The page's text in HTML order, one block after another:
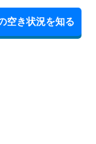
空き状況を知る